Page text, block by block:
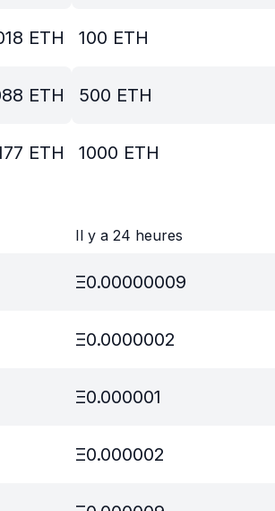
ETH
ETH
ETH
100 ETH
500 ETH
1000 ETH
Il y a 24 heures
Ξ0.00000009
Ξ0.0000002
Ξ0.000001
Ξ0.000002